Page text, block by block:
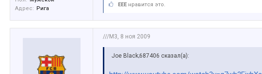
Адрес: Рига
EEEнравится это.
///M3, 8 ноя 2009
Joe Black;687406 сказал(а):